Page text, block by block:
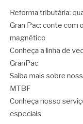
Reforma tributária:
Gran Pac: conte com
magnético
Conheça a linha de
GranPac
Saiba mais sobre
MTBF
Conheça nosso
especiais